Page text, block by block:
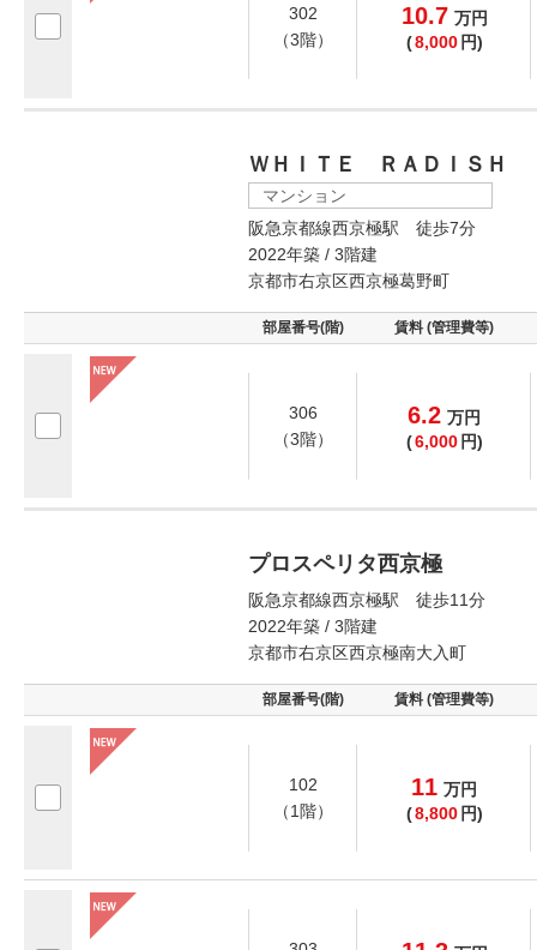
302
（3階）
10.7 万円
(8,000 円)
ＷＨＩＴＥ ＲＡＤＩＳＨ
マンション
阪急京都線西京極駅 徒歩7分
2022年築 / 3階建
京都市右京区西京極葛野町
部屋番号(階) 賃料 (管理費等)
306
（3階）
6.2 万円
(6,000 円)
プロスペリタ西京極
阪急京都線西京極駅 徒歩11分
2022年築 / 3階建
京都市右京区西京極南大入町
部屋番号(階) 賃料 (管理費等)
102
（1階）
11 万円
(8,800 円)